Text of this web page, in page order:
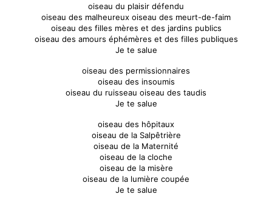
oiseau du plaisir défendu
oiseau des malheureux oiseau des meurt-de-faim
oiseau des filles mères et des jardins publics
oiseau des amours éphémères et des filles publiques
Je te salue
oiseau des permissionnaires
oiseau des insoumis
oiseau du ruisseau oiseau des taudis
Je te salue
oiseau des hôpitaux
oiseau de la Salpêtrière
oiseau de la Maternité
oiseau de la cloche
oiseau de la misère
oiseau de la lumière coupée
Je te salue